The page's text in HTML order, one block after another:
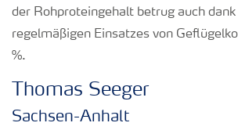
der Rohproteingehalt betrug auch dank
regelmäßigen Einsatzes von
%.
Thomas Seeger
Sachsen-Anhalt